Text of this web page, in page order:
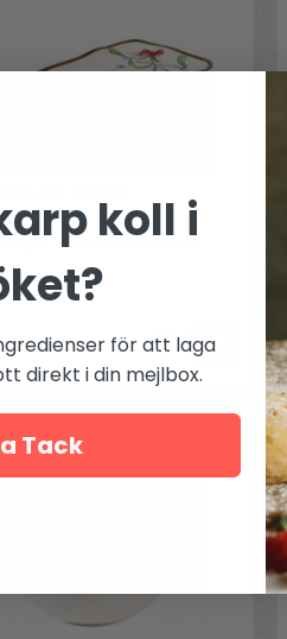
koll i
för att laga
direkt i din mejlbox.
Tack